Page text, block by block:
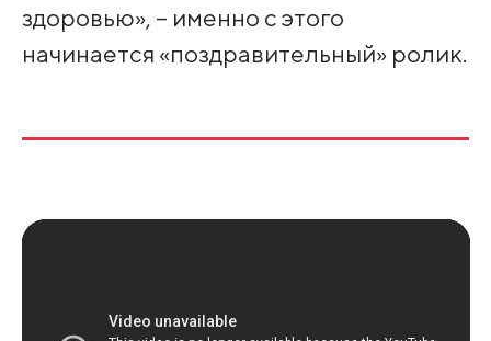
здоровью», – именно с этого
начинается «поздравительный» ролик.